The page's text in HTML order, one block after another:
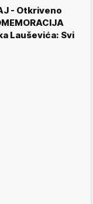
- Otkriveno
Lauševića: Svi